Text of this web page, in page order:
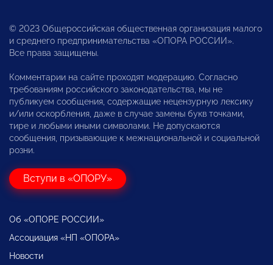
© 2023 Общероссийская общественная организация малого
и среднего предпринимательства «ОПОРА РОССИИ».
Все права защищены.
Комментарии на сайте проходят модерацию. Согласно
требованиям российского законодательства, мы не
публикуем сообщения, содержащие нецензурную лексику
и/или оскорбления, даже в случае замены букв точками,
тире и любыми иными символами. Не допускаются
сообщения, призывающие к межнациональной и социальной
розни.
Вступи в «ОПОРУ»
Об «ОПОРЕ РОССИИ»
Ассоциация «НП «ОПОРА»
Новости